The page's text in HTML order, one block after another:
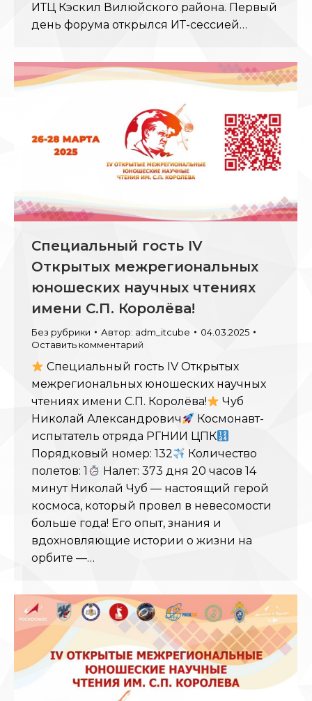
ИТЦ Кэскил Вилюйского района. Первый
день форума открылся ИТ-сессией…
Специальный гость IV
Открытых межрегиональных
юношеских научных чтениях
имени С.П. Королёва!
Без рубрики Автор: adm_itcube
04.03.2025
Оставить комментарий
Специальный гость IV Открытых
межрегиональных юношеских научных
чтениях имени С.П. Королёва!
Чуб
Николай Александрович
Космонавт-
испытатель отряда РГНИИ ЦПК
Порядковый номер: 132
Количество
полетов: 1
Налет: 373 дня 20 часов 14
минут Николай Чуб — настоящий герой
космоса, который провел в невесомости
больше года! Его опыт, знания и
вдохновляющие истории о жизни на
орбите —…